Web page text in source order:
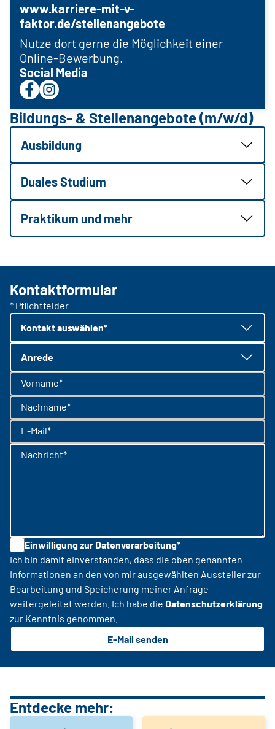
www.karriere-mit-v-
faktor.de/stellenangebote
Nutze dort gerne die Möglichkeit einer
Online-Bewerbung.
Social Media
Bildungs- & Stellenangebote (m/w/d)
Ausbildung
Duales Studium
Praktikum und mehr
Kontaktformular
* Pflichtfelder
Kontakt auswählen*
Anrede
Vorname*
Nachname*
E-Mail*
Nachricht*
Einwilligung zur Datenverarbeitung*
Ich bin damit einverstanden, dass die oben genannten
Informationen an den von mir ausgewählten Aussteller zur
Bearbeitung und Speicherung meiner Anfrage
weitergeleitet werden. Ich habe die Datenschutzerklärung
zur Kenntnis genommen.
E-Mail senden
Entdecke mehr: